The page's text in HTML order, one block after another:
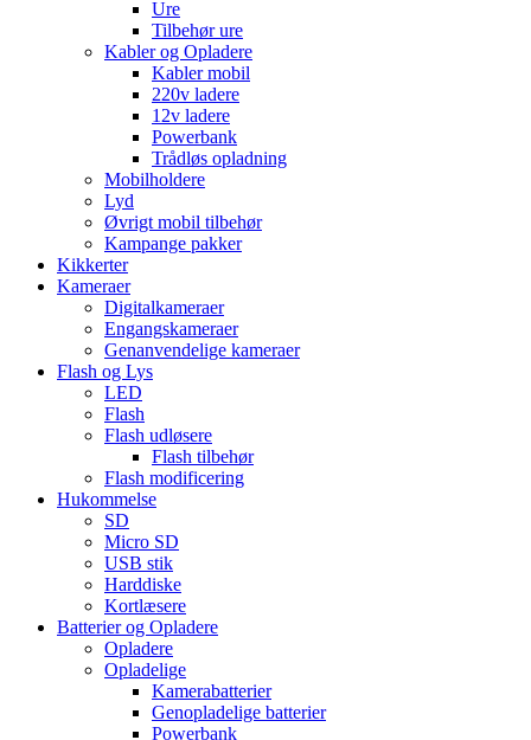
Ure
Tilbehør ure
Kabler og Opladere
Kabler mobil
220v ladere
12v ladere
Powerbank
Trådløs opladning
Mobilholdere
Lyd
Øvrigt mobil tilbehør
Kampange pakker
Kikkerter
Kameraer
Digitalkameraer
Engangskameraer
Genanvendelige kameraer
Flash og Lys
LED
Flash
Flash udløsere
Flash tilbehør
Flash modificering
Hukommelse
SD
Micro SD
USB stik
Harddiske
Kortlæsere
Batterier og Opladere
Opladere
Opladelige
Kamerabatterier
Genopladelige batterier
Powerbank